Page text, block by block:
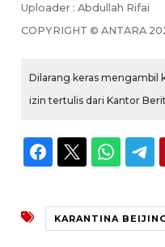
Uploader : Abdullah Rifai
COPYRIGHT © ANTARA
Dilarang keras mengambil
izin tertulis dari Kantor
KARANTINA